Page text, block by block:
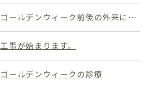
ゴールデンウィーク前後の外来について
工事が始まります。
ゴールデンウィークの診療